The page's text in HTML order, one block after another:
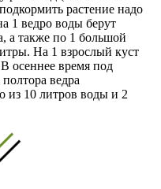
растение надо
1 ведро воды берут
а также по 1 большой
На 1 взрослый куст
В осеннее время под
ведра
из 10 литров воды и 2